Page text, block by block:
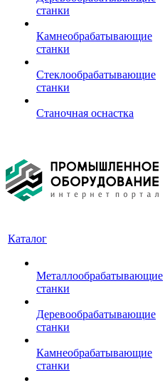
станки
Камнеобрабатывающие
станки
Стеклообрабатывающие
станки
Станочная оснастка
Каталог
Металлообрабатывающие
станки
Деревообрабатывающие
станки
Камнеобрабатывающие
станки